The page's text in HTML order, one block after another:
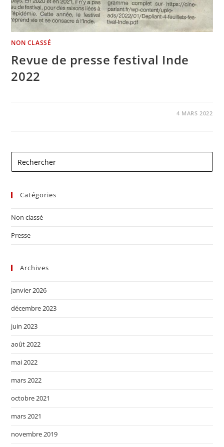
NON CLASSÉ
Revue de presse festival Inde
2022
4 MARS 2022
Catégories
Non classé
Presse
Archives
janvier 2026
décembre 2023
juin 2023
août 2022
mai 2022
mars 2022
octobre 2021
mars 2021
novembre 2019